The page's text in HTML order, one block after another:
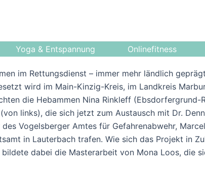
Yoga & Entspannung Onlinefitness
im Rettungsdienst – immer mehr ländlich
wird im Main-Kinzig-Kreis, im Landkreis
die Hebammen Nina Rinkleff (Ebsdorfergrund-
links), die sich jetzt zum Austausch mit Dr.
Vogelsberger Amtes für Gefahrenabwehr,
in Lauterbach trafen. Wie sich das Projekt in
dabei die Masterarbeit von Mona Loos, die